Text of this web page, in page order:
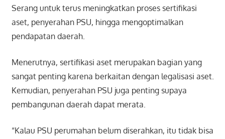
Serang untuk terus meningkatkan proses sertifikasi
aset, penyerahan PSU, hingga mengoptimalkan
pendapatan daerah.
Menerutnya, sertifikasi aset merupakan bagian yang
sangat penting karena berkaitan dengan legalisasi aset.
Kemudian, penyerahan PSU juga penting supaya
pembangunan daerah dapat merata.
“Kalau PSU perumahan belum diserahkan, itu tidak bisa